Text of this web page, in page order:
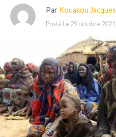
Par Kouakou Jacques
Posté Le 29 octobre 2021